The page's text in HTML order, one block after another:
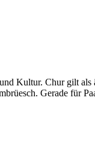
Kultur. Chur gilt
Gerade für